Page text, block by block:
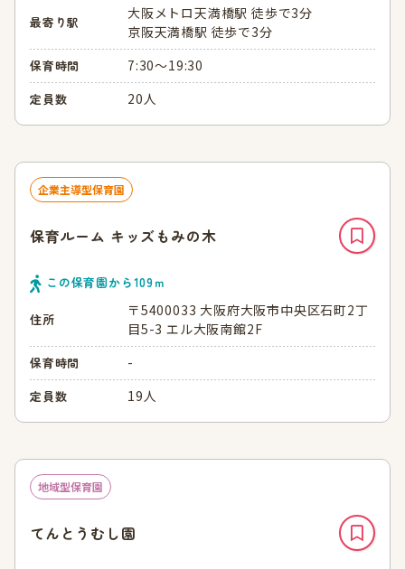
最寄り駅
大阪メトロ天満橋駅 徒歩で3分
京阪天満橋駅 徒歩で3分
保育時間 7:30～19:30
定員数 20人
企業主導型保育園
保育ルーム キッズもみの木
この保育園から109ｍ
住所
〒5400033 大阪府大阪市中央区石町2丁
目5-3 エル大阪南館2F
保育時間 -
定員数 19人
地域型保育園
てんとうむし園